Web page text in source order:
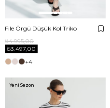
File Örgü Düşük Kol Triko
₺3.497,00
₺4.995,00
+4
Yeni Sezon